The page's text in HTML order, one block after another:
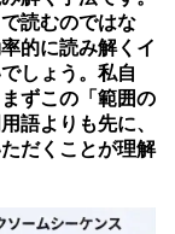
読むのではな
的に読み解くイ
しょう。私自
ずこの「範囲の
語よりも先に、
だくことが理解